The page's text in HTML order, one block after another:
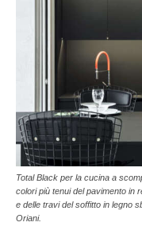
Total Black per la cucina a
colori più tenui del pavimento in
e delle travi del soffitto in legno
Oriani.